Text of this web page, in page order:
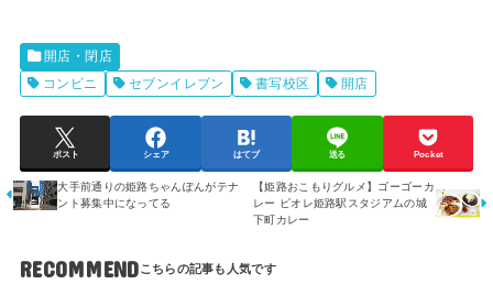
開店・閉店
コンビニ
セブンイレブン 書写校区 開店
ポスト シェア はてブ 送る Pocket
大手前通りの姫路ちゃんぽんがテナ
ント募集中になってる
【姫路おこもりグルメ】ゴーゴーカ
レー ピオレ姫路駅スタジアムの城
下町カレー
RECOMMEND